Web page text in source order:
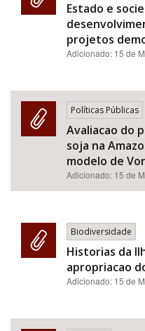
Estado e
projetos
Adicionado: 15 de
Políticas Públicas
Avaliacao do
soja na
modelo de
Adicionado: 15 de
Biodiversidade
Historias da
apropriacao
Adicionado: 15 de